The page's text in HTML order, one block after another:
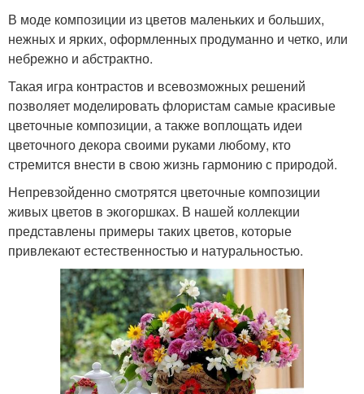
В моде композиции из цветов маленьких и больших,
нежных и ярких, оформленных продуманно и четко, или
небрежно и абстрактно.
Такая игра контрастов и всевозможных решений
позволяет моделировать флористам самые красивые
цветочные композиции, а также воплощать идеи
цветочного декора своими руками любому, кто
стремится внести в свою жизнь гармонию с природой.
Непревзойденно смотрятся цветочные композиции
живых цветов в экогоршках. В нашей коллекции
представлены примеры таких цветов, которые
привлекают естественностью и натуральностью.